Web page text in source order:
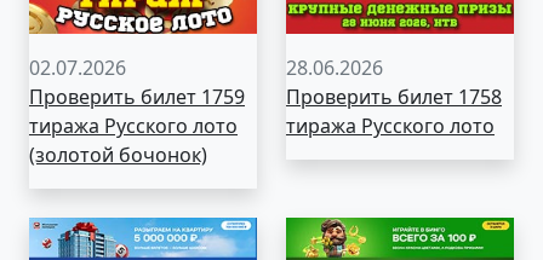
02.07.2026
Проверить билет 1759
тиража Русского лото
(золотой бочонок)
28.06.2026
Проверить билет 1758
тиража Русского лото